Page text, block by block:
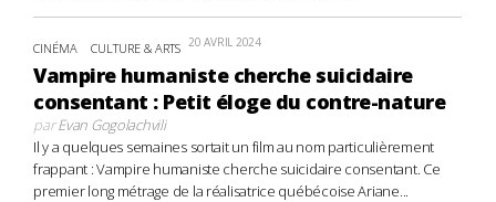
CINÉMA CULTURE & ARTS 20 AVRIL 2024
Vampire humaniste cherche suicidaire
consentant : Petit éloge du contre-nature
parEvan Gogolachvili
Il y a quelques semaines sortait un film au nom particulièrement
frappant : Vampire humaniste cherche suicidaire consentant. Ce
premier long métrage de la réalisatrice québécoise Ariane...